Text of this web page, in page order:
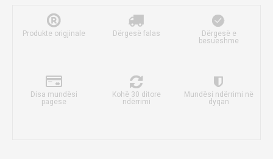
Produkte origjinale Dërgesë falas
Dërgesë e
besueshme
Disa mundësi
pagese
Kohë 30 ditore
ndërrimi
Mundësi ndërrimi në
dyqan